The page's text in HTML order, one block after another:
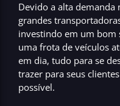
Devido a alta demanda
grandes
investindo em um bom
uma frota de veículos
em dia, tudo para se
trazer para seus
possível.